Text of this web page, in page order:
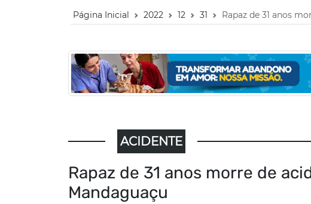
Página Inicial 2022 12 31 Rapaz de 31 anos
ACIDENTE
Rapaz de 31 anos morre de
Mandaguaçu